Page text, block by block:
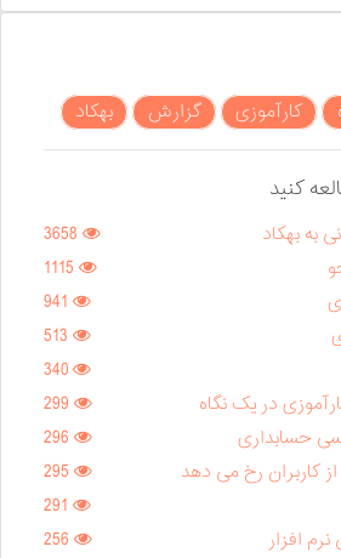
کارآموزی گزارش بهکاد
کنید
به بهکاد
در یک نگاه
حسابداری
کاربران رخ می دهد
افزار